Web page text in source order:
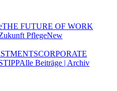
THE FUTURE OF WORK
PflegeNew
CORPORATE
Alle Beiträge | Archiv